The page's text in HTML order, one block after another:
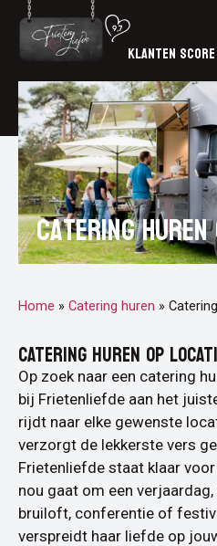
KLANTEN SCORE
Catering
Home » Catering huren »
CATERING HUREN OP
Op zoek naar een catering
bij Frietenliefde aan het
rijdt naar elke gewenste
verzorgt de lekkerste vers
Frietenliefde staat klaar
nou gaat om een
bruiloft, conferentie of
verspreidt haar liefde op